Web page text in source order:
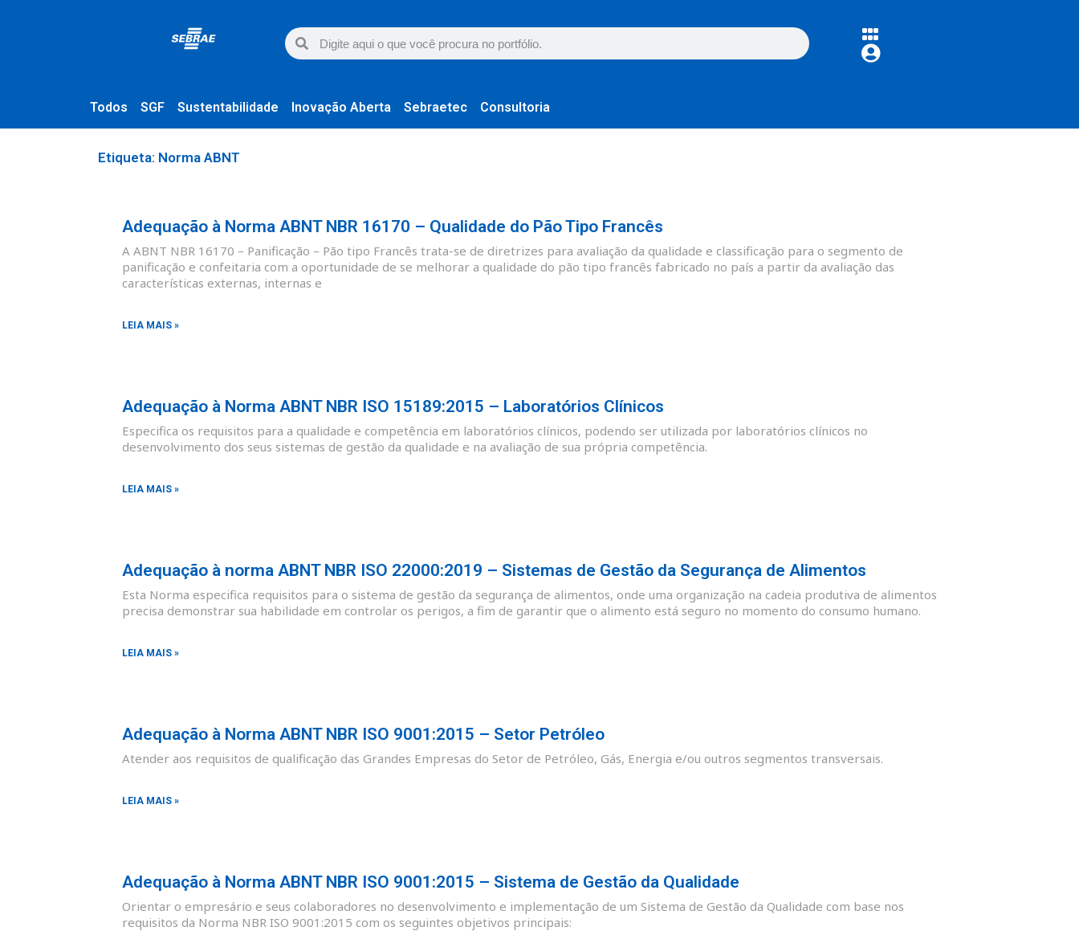
Todos SGF Sustentabilidade Inovação Aberta Sebraetec Consultoria
Etiqueta: Norma ABNT
Adequação à Norma ABNT NBR 16170 – Qualidade do Pão Tipo Francês
A ABNT NBR 16170 – Panificação – Pão tipo Francês trata-se de diretrizes para avaliação da qualidade e classificação para o segmento de
panificação e confeitaria com a oportunidade de se melhorar a qualidade do pão tipo francês fabricado no país a partir da avaliação das
características externas, internas e
LEIA MAIS »
Adequação à Norma ABNT NBR ISO 15189:2015 – Laboratórios Clínicos
Especifica os requisitos para a qualidade e competência em laboratórios clínicos, podendo ser utilizada por laboratórios clínicos no
desenvolvimento dos seus sistemas de gestão da qualidade e na avaliação de sua própria competência.
LEIA MAIS »
Adequação à norma ABNT NBR ISO 22000:2019 – Sistemas de Gestão da Segurança de Alimentos
Esta Norma especifica requisitos para o sistema de gestão da segurança de alimentos, onde uma organização na cadeia produtiva de alimentos
precisa demonstrar sua habilidade em controlar os perigos, a fim de garantir que o alimento está seguro no momento do consumo humano.
LEIA MAIS »
Adequação à Norma ABNT NBR ISO 9001:2015 – Setor Petróleo
Atender aos requisitos de qualificação das Grandes Empresas do Setor de Petróleo, Gás, Energia e/ou outros segmentos transversais.
LEIA MAIS »
Adequação à Norma ABNT NBR ISO 9001:2015 – Sistema de Gestão da Qualidade
Orientar o empresário e seus colaboradores no desenvolvimento e implementação de um Sistema de Gestão da Qualidade com base nos
requisitos da Norma NBR ISO 9001:2015 com os seguintes objetivos principais: